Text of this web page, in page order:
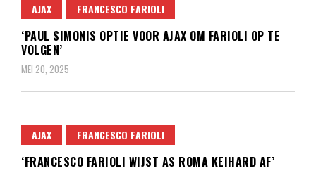
AJAX FRANCESCO FARIOLI
‘PAUL SIMONIS OPTIE VOOR AJAX OM FARIOLI OP TE
VOLGEN’
MEI 20, 2025
AJAX FRANCESCO FARIOLI
‘FRANCESCO FARIOLI WIJST AS ROMA KEIHARD AF’